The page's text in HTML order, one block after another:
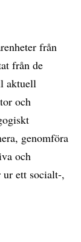
från
från de
aktuell
och
genomföra
och
ur ett socialt-,